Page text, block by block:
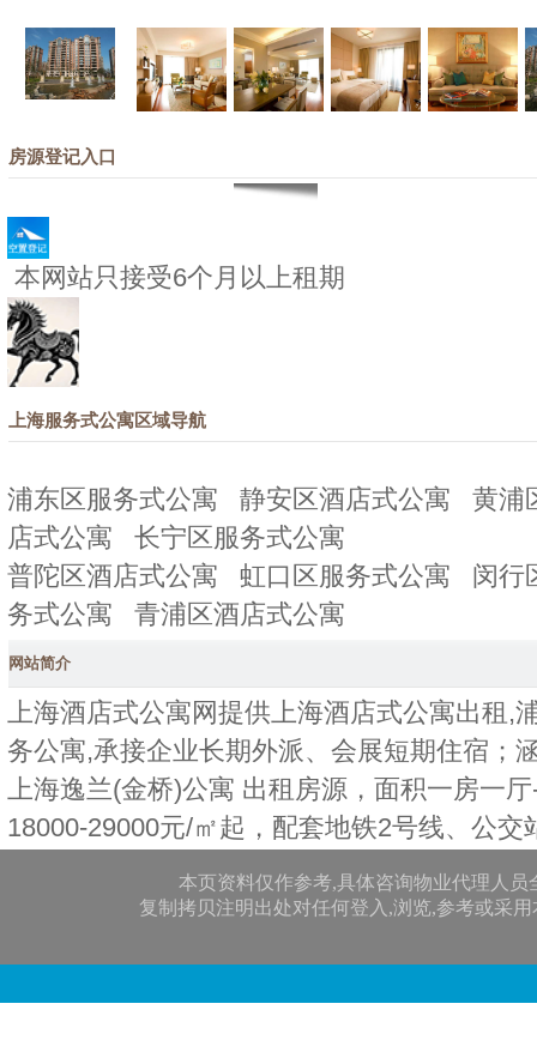
房源登记入口
本网站只接受6个月以上租期
上海服务式公寓区域导航
浦东区服务式公寓 静安区酒店式公寓
黄浦
店式公寓
长宁区服务式公寓
普陀区酒店式公寓
虹口区服务式公寓
闵行
务式公寓
青浦区酒店式公寓
网站简介
上海酒店式公寓网提供上海酒店式公寓出租,
务公寓,承接企业长期外派、会展短期住宿；
上海逸兰(金桥)公寓 出租房源，面积一房一
18000-29000元/㎡起，配套地铁2号线、公交
本页资料仅作参考,具体咨询物业代理人员
复制拷贝注明出处对任何登入,浏览,参考或采